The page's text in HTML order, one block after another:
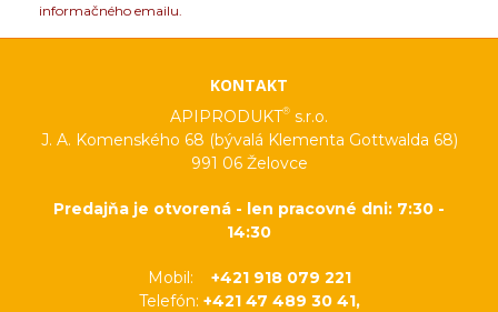
informačného emailu.
KONTAKT
APIPRODUKT® s.r.o.
J. A. Komenského 68 (bývalá Klementa Gottwalda 68)
991 06 Želovce
Predajňa je otvorená - len pracovné dni: 7:30 -
14:30
Mobil: +421 918 079 221
Telefón: +421 47 489 30 41,